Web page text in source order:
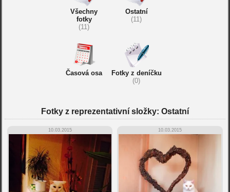
Všechny
fotky
(11)
Ostatní
(11)
Časová osa
Fotky z deníčku
(0)
Fotky z reprezentativní složky: Ostatní
10.03.2015 10.03.2015